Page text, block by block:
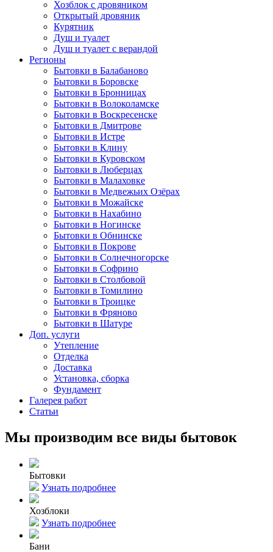
Хозблок с дровяником
Открытый дровяник
Курятник
Душ и туалет
Душ и туалет с верандой
Регионы
Бытовки в Балабаново
Бытовки в Боровске
Бытовки в Бронницах
Бытовки в Волоколамске
Бытовки в Воскресенске
Бытовки в Дмитрове
Бытовки в Истре
Бытовки в Клину
Бытовки в Куровском
Бытовки в Люберцах
Бытовки в Малаховке
Бытовки в Медвежьих Озёрах
Бытовки в Можайске
Бытовки в Нахабино
Бытовки в Ногинске
Бытовки в Обнинске
Бытовки в Покрове
Бытовки в Солнечногорске
Бытовки в Софрино
Бытовки в Столбовой
Бытовки в Томилино
Бытовки в Троицке
Бытовки в Фряново
Бытовки в Шатуре
Доп. услуги
Утепление
Отделка
Доставка
Установка, сборка
Фундамент
Галерея работ
Статьи
Мы производим все виды бытовок
Бытовки
Узнать подробнее
Хозблоки
Узнать подробнее
Бани